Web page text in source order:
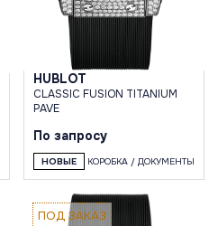
HUBLOT
CLASSIC FUSION TITANIUM
PAVE
По запросу
НОВЫЕ КОРОБКА / ДОКУМЕНТЫ
ПОД ЗАКАЗ